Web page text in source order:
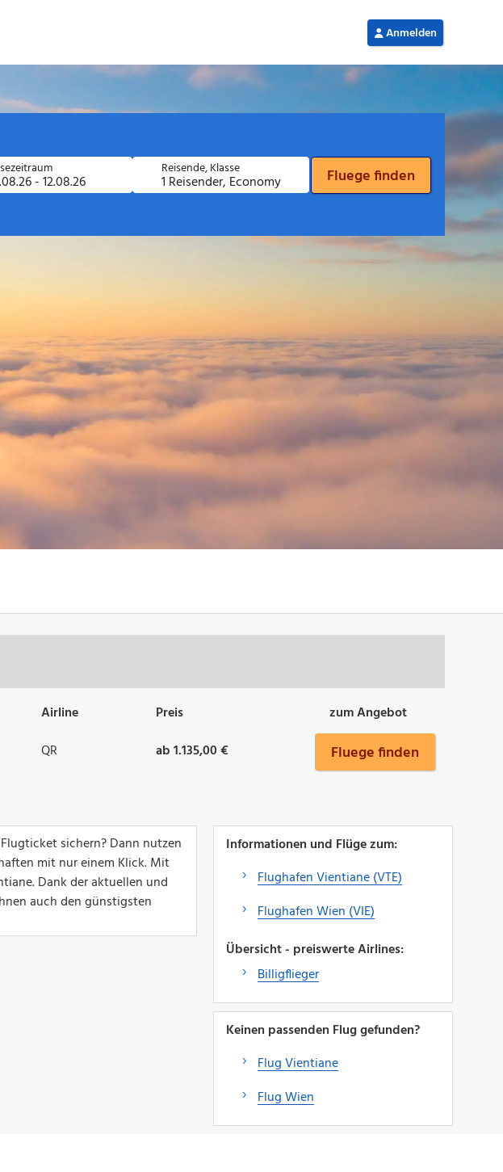
Airline Preis
zum Angebot
QR ab 1.135,00 € Fluege finden
sichern? Dann nutzen
mit nur einem Klick. Mit
Dank der aktuellen und
auch den günstigsten
Informationen und Flüge zum:
Flughafen Vientiane (VTE)
Flughafen Wien (VIE)
Übersicht - preiswerte Airlines:
Billigflieger
Keinen passenden Flug gefunden?
Flug Vientiane
Flug Wien